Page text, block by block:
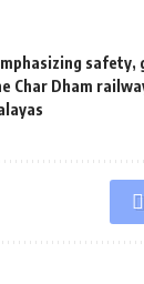
safety,
Char Dham